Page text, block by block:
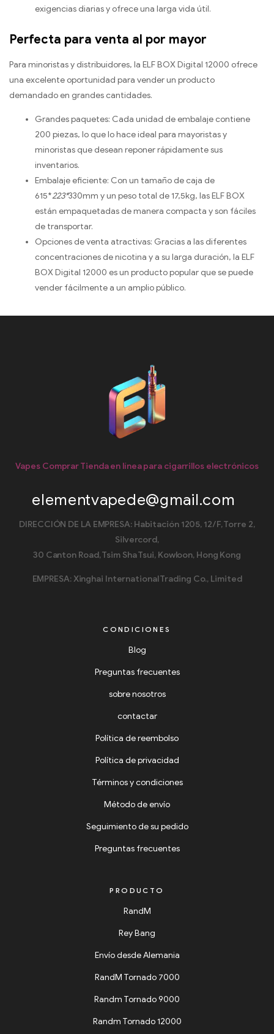
exigencias diarias y ofrece una larga vida útil.
Perfecta para venta al por mayor
Para minoristas y distribuidores, la ELF BOX Digital 12000 ofrece
una excelente oportunidad para vender un producto
demandado en grandes cantidades.
Grandes paquetes: Cada unidad de embalaje contiene
200 piezas, lo que lo hace ideal para mayoristas y
minoristas que desean reponer rápidamente sus
inventarios.
Embalaje eficiente: Con un tamaño de caja de
615*223*330mm y un peso total de 17,5kg, las ELF BOX
están empaquetadas de manera compacta y son fáciles
de transportar.
Opciones de venta atractivas: Gracias a las diferentes
concentraciones de nicotina y a su larga duración, la ELF
BOX Digital 12000 es un producto popular que se puede
vender fácilmente a un amplio público.
Vapes Comprar Tienda en línea para cigarrillos electrónicos
elementvapede@gmail.com
DIRECCIÓN DE LA EMPRESA: Habitación 1205, 12/F, Torre 2,
Silvercord,
30 Canton Road, Tsim Sha Tsui, Kowloon, Hong Kong
EMPRESA: Xinghai International Trading Co., Limited
CONDICIONES
Blog
Preguntas frecuentes
sobre nosotros
contactar
Política de reembolso
Política de privacidad
Términos y condiciones
Método de envío
Seguimiento de su pedido
Preguntas frecuentes
PRODUCTO
RandM
Rey Bang
Envío desde Alemania
RandM Tornado 7000
Randm Tornado 9000
Randm Tornado 12000